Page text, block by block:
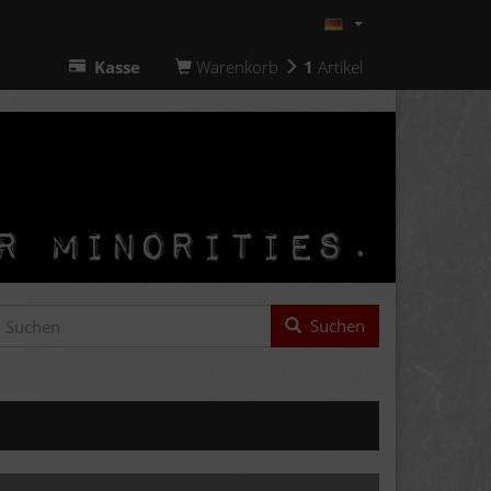
Kasse Warenkorb 1 Artikel
Suchen